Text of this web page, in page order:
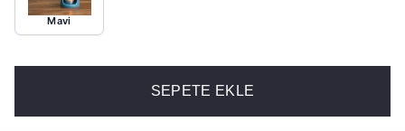
Mavi
SEPETE EKLE